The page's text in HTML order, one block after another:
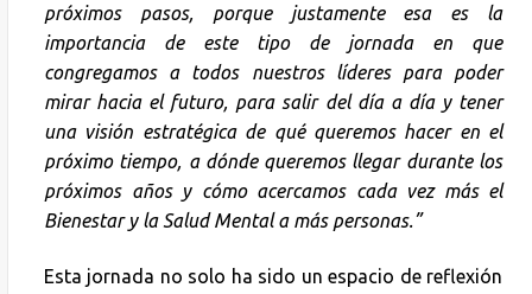
próximos pasos, porque justamente esa es la
importancia de este tipo de jornada en que
congregamos a todos nuestros líderes para poder
mirar hacia el futuro, para salir del día a día y tener
una visión estratégica de qué queremos hacer en el
próximo tiempo, a dónde queremos llegar durante los
próximos años y cómo acercamos cada vez más el
Bienestar y la Salud Mental a más personas.”
Esta jornada no solo ha sido un espacio de reflexión